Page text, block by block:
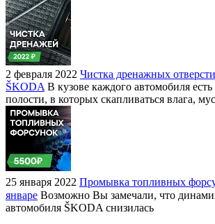
2 февраля 2022 Чистка дренажных
ŠKODA В кузове каждого автомобиля
полости, в которых скапливаться влага,
25 января 2022 Промывка топливных
январе Возможно Вы замечали, что
автомобиля ŠKODA снизилась